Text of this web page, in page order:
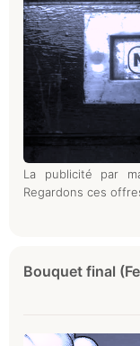
La publicité par
Regardons ces
Bouquet final